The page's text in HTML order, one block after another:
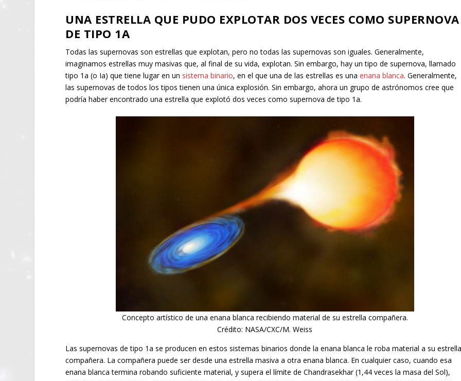
UNA ESTRELLA QUE PUDO EXPLOTAR DOS VECES COMO SUPERNOVA
DE TIPO 1A
Todas las supernovas son estrellas que explotan, pero no todas las supernovas son iguales. Generalmente,
imaginamos estrellas muy masivas que, al final de su vida, explotan. Sin embargo, hay un tipo de supernova, llamado
tipo 1a (o Ia) que tiene lugar en un sistema binario, en el que una de las estrellas es unaenana blanca. Generalmente,
las supernovas de todos los tipos tienen una única explosión. Sin embargo, ahora un grupo de astrónomos cree que
podría haber encontrado una estrella que explotó dos veces como supernova de tipo 1a.
Concepto artístico de una enana blanca recibiendo material de su estrella compañera.
Crédito: NASA/CXC/M. Weiss
Las supernovas de tipo 1a se producen en estos sistemas binarios donde la enana blanca le roba material a su
compañera. La compañera puede ser desde una estrella masiva a otra enana blanca. En cualquier caso, cuando esa
enana blanca termina robando suficiente material, y supera el límite de Chandrasekhar (1,44 veces la masa del Sol),